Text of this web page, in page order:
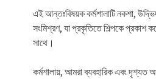
এই আন্তঃবিষয়ক কর্মশালাটি নকশা,
সংমিশ্রণ, যা প্রকৃতিতে শিল্পকে প্রকাশ
সাথে।
কর্মশালায়, আমরা ব্যবহারিক এবং দৃশ্যত